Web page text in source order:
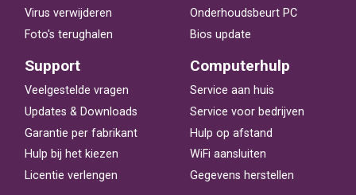
Virus verwijderen
Foto's terughalen
Onderhoudsbeurt PC
Bios update
Support
Veelgestelde vragen
Updates & Downloads
Garantie per fabrikant
Hulp bij het kiezen
Licentie verlengen
Computerhulp
Service aan huis
Service voor bedrijven
Hulp op afstand
WiFi aansluiten
Gegevens herstellen